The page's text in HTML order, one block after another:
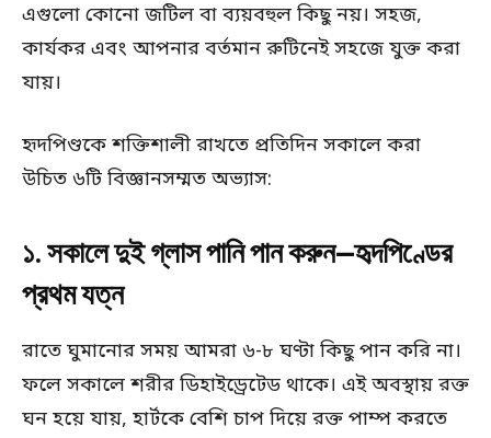
এগুলো কোনো জটিল বা ব্যয়বহুল কিছু নয়। সহজ,
কার্যকর এবং আপনার বর্তমান রুটিনেই সহজে যুক্ত করা
যায়।
হৃদপিণ্ডকে শক্তিশালী রাখতে প্রতিদিন সকালে করা
উচিত ৬টি বিজ্ঞানসম্মত অভ্যাস:
১. সকালে দুই গ্লাস পানি পান করুন—হৃদপিণ্ডের
প্রথম যত্ন
রাতে ঘুমানোর সময় আমরা ৬-৮ ঘণ্টা কিছু পান করি না।
ফলে সকালে শরীর ডিহাইড্রেটেড থাকে। এই অবস্থায় রক্ত
ঘন হয়ে যায়, হার্টকে বেশি চাপ দিয়ে রক্ত পাম্প করতে